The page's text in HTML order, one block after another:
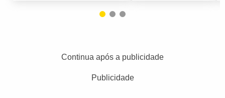
Continua após a publicidade
Publicidade